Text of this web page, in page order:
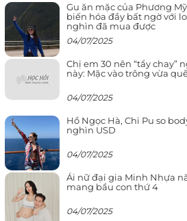
Gu ăn mặc của Phương
biến hóa đầy bất ngờ với
nghìn đã mua được
04/07/2025
Chị em 30 nên “tẩy chay”
này: Mặc vào trông vừa
04/07/2025
Hồ Ngọc Hà, Chi Pu so
nghìn USD
04/07/2025
Ái nữ đại gia Minh Nhựa
mang bầu con thứ 4
04/07/2025